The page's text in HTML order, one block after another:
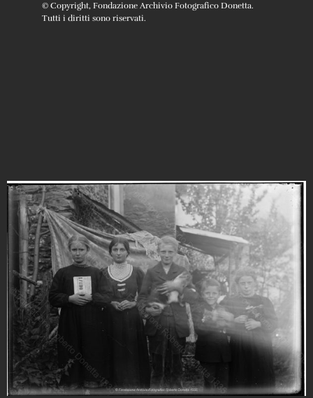
© Copyright, Fondazione Archivio Fotografico Donetta.
Tutti i diritti sono riservati.